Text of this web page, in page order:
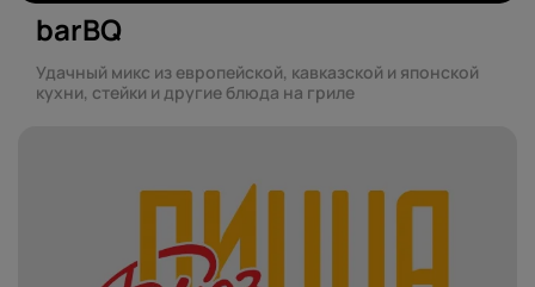
barBQ
Удачный микс из европейской, кавказской и японской
кухни, стейки и другие блюда на гриле